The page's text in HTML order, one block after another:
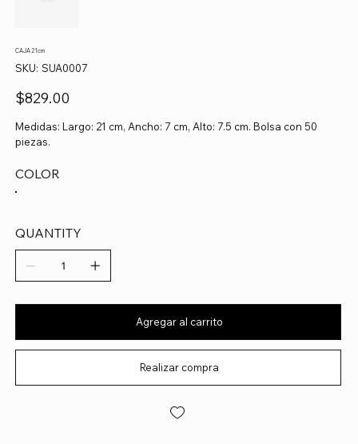
CAJA 21cm
SKU: SKU
SUA0007
SUA0007
Precio
$829.00
Medidas: Largo: 21 cm, Ancho: 7 cm, Alto: 7.5 cm. Bolsa con 50
piezas.
COLOR
QUANTITY
Agregar al carrito
Realizar compra